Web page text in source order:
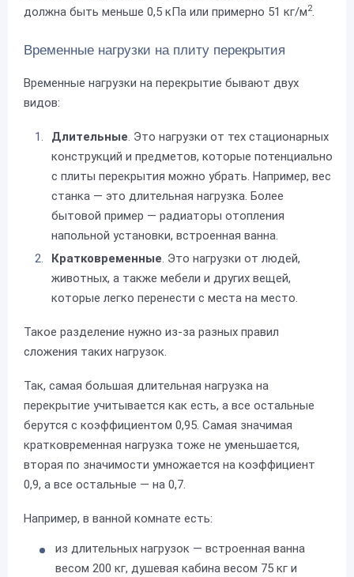
должна быть меньше 0,5 кПа или примерно 51 кг/м2.
Временные нагрузки на плиту перекрытия
Временные нагрузки на перекрытие бывают двух
видов:
Длительные. Это нагрузки от тех стационарных
конструкций и предметов, которые потенциально
с плиты перекрытия можно убрать. Например, вес
станка — это длительная нагрузка. Более
бытовой пример — радиаторы отопления
напольной установки, встроенная ванна.
Кратковременные. Это нагрузки от людей,
животных, а также мебели и других вещей,
которые легко перенести с места на место.
Такое разделение нужно из-за разных правил
сложения таких нагрузок.
Так, самая большая длительная нагрузка на
перекрытие учитывается как есть, а все остальные
берутся с коэффициентом 0,95. Самая значимая
кратковременная нагрузка тоже не уменьшается,
вторая по значимости умножается на коэффициент
0,9, а все остальные — на 0,7.
Например, в ванной комнате есть:
из длительных нагрузок — встроенная ванна
весом 200 кг, душевая кабина весом 75 кг и